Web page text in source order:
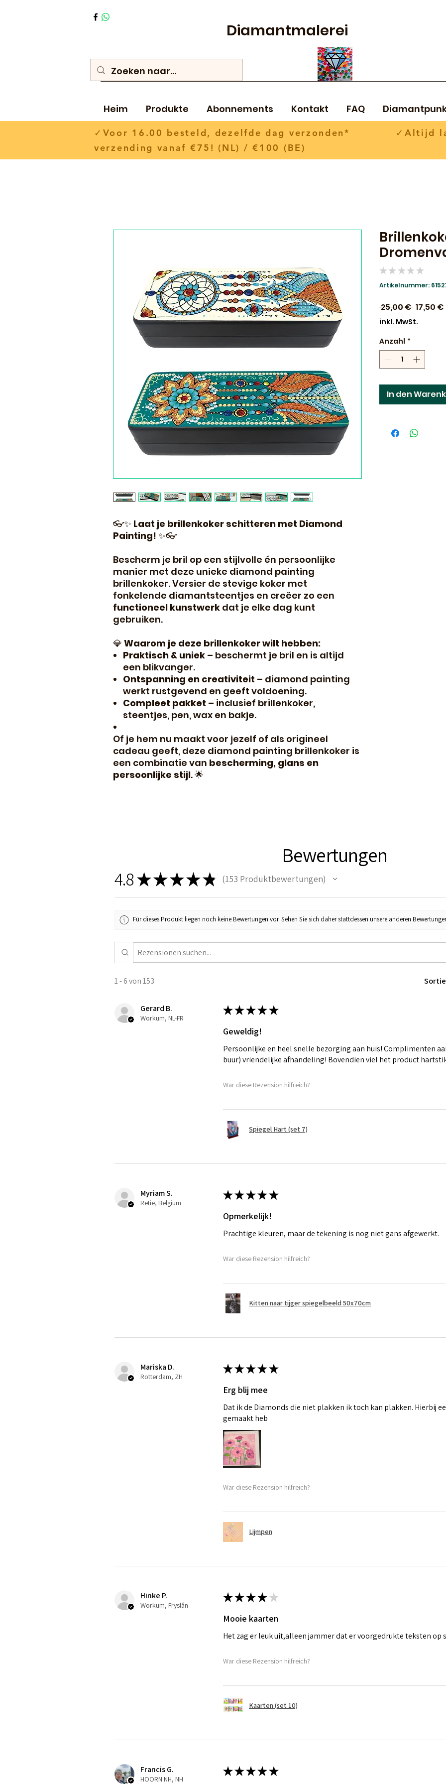
Diamantmalerei
Heim Produkte Abonnements Kontakt FAQ
✓Voor 16.00 besteld, dezelfde dag verzonden* ✓Altijd
verzending vanaf €75! (NL) / €100 (BE)
👓✨ Laat je brillenkoker schitteren met Diamond
Painting! ✨👓
Bescherm je bril op een stijlvolle én persoonlijke
manier met deze unieke diamond painting
brillenkoker. Versier de stevige koker met
fonkelende diamantsteentjes en creëer zo een
functioneel kunstwerk dat je elke dag kunt
gebruiken.
💎 Waarom je deze brillenkoker wilt hebben:
Praktisch & uniek – beschermt je bril en is altijd
een blikvanger.
Ontspanning en creativiteit – diamond painting
werkt rustgevend en geeft voldoening.
Compleet pakket – inclusief brillenkoker,
steentjes, pen, wax en bakje.
Of je hem nu maakt voor jezelf of als origineel
cadeau geeft, deze diamond painting brillenkoker is
een combinatie van bescherming, glans en
persoonlijke stijl.🌟
★ ★ ★ ★ ★
Artikelnummer:
25,00 € 17,50 €
inkl. MwSt.
Anzahl *
In den
Bewertungen
4.8★★★★★ 153 Produktbewertungen
153
Für dieses Produkt liegen noch keine Bewertungen vor. Sehen Sie sich daher stattdessen unsere anderen
1 - 6 von 153
Gerard B.
Workum, NL-FR
★★★★★
Geweldig!
Persoonlijke en heel snelle bezorging aan huis! Complimenten
buur) vriendelijke afhandeling! Bovendien viel het product
War diese Rezension hilfreich?
Spiegel Hart (set 7)
Myriam S.
Retie, Belgium
★★★★★
Opmerkelijk!
Prachtige kleuren, maar de tekening is nog niet gans afgewerkt.
War diese Rezension hilfreich?
Kitten naar tijger spiegelbeeld 50x70cm
Mariska D.
Rotterdam, ZH
★★★★★
Erg blij mee
Dat ik de Diamonds die niet plakken ik toch kan plakken. Hierbij
gemaakt heb
War diese Rezension hilfreich?
Lijmpen
Hinke P.
Workum, Fryslân
★★★★ ★
Mooie kaarten
Het zag er leuk uit,alleen jammer dat er voorgedrukte teksten op
War diese Rezension hilfreich?
Kaarten (set 10)
Francis G.
HOORN NH, NH
★★★★★